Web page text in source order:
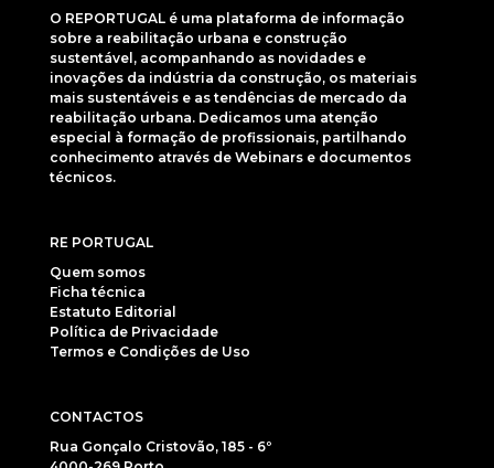
O REPORTUGAL é uma plataforma de informação
sobre a reabilitação urbana e construção
sustentável, acompanhando as novidades e
inovações da indústria da construção, os materiais
mais sustentáveis e as tendências de mercado da
reabilitação urbana. Dedicamos uma atenção
especial à formação de profissionais, partilhando
conhecimento através de Webinars e documentos
técnicos.
RE PORTUGAL
Quem somos
Ficha técnica
Estatuto Editorial
Política de Privacidade
Termos e Condições de Uso
CONTACTOS
Rua Gonçalo Cristovão, 185 - 6º